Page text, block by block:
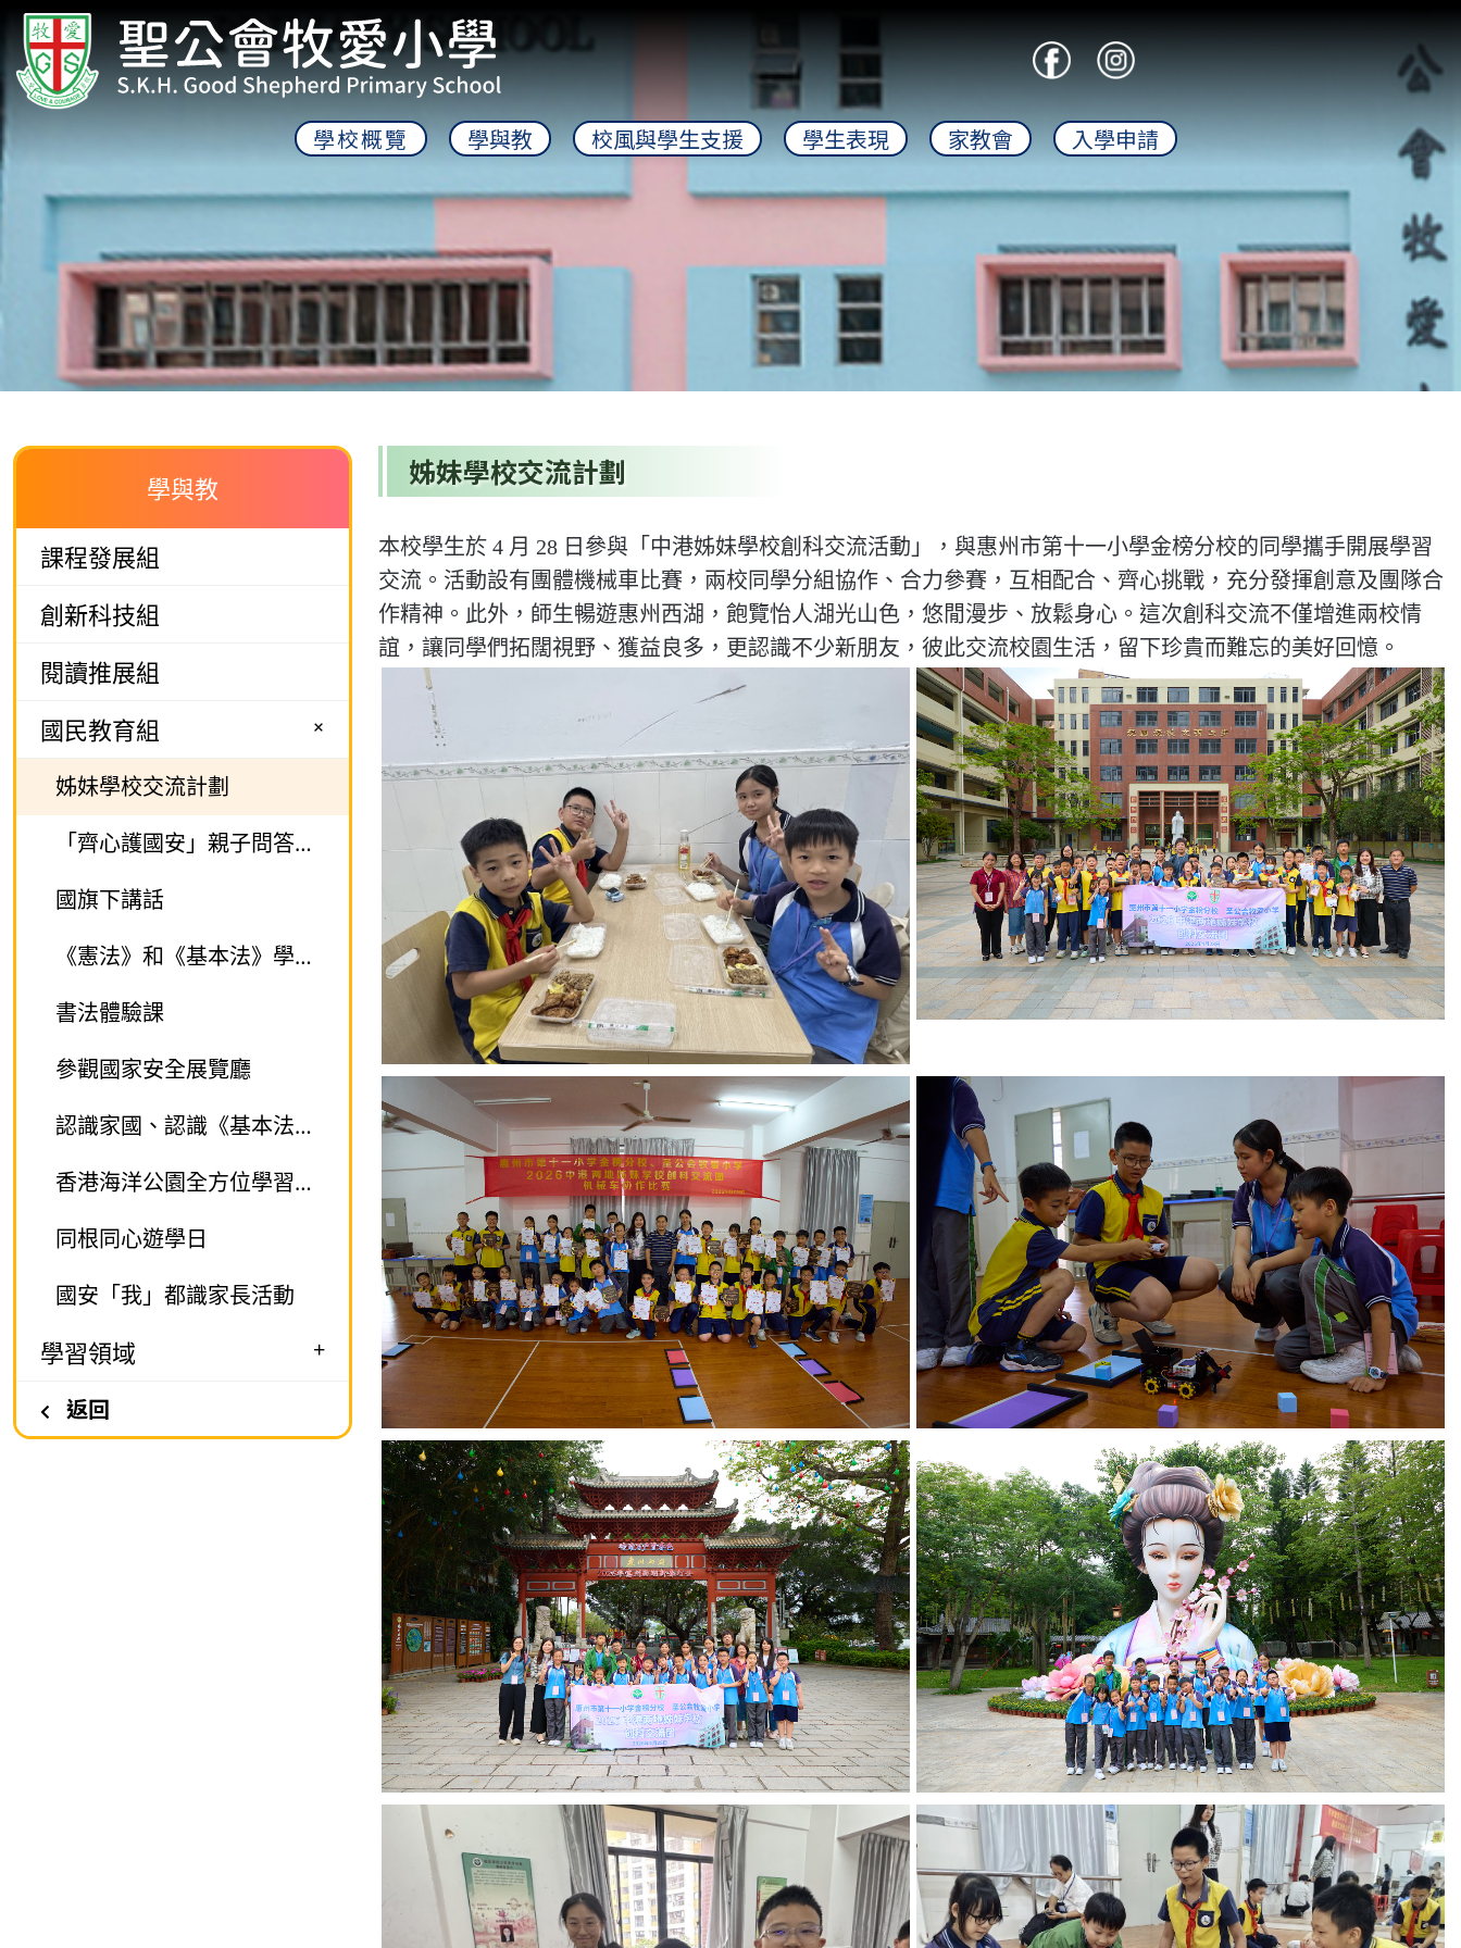
學校概覽 學與教 校風與學生支援 學生表現 家教會 入學申請
學與教
課程發展組
創新科技組
閱讀推展組
國民教育組
+
姊妹學校交流計劃
「齊心護國安」親子問答比賽
國旗下講話
《憲法》和《基本法》學生校園大使
書法體驗課
參觀國家安全展覽廳
認識家國、認識《基本法》國家安全與《基本法》巡迴展覽活動
香港海洋公園全方位學習之旅
同根同心遊學日
國安「我」都識家長活動
學習領域 +
返回
姊妹學校交流計劃
本校學生於 4 月 28 日參與「中港姊妹學校創科交流活動」， 與惠州市第十一小學金榜分校的同學攜手開展學習
交流。 活動設有團體機械車比賽，兩校同學分組協作、合力參賽， 互相配合、齊心挑戰，充分發揮創意及團隊合
作精神。此外， 師生暢遊惠州西湖，飽覽怡人湖光山色，悠閒漫步、放鬆身心。 這次創科交流不僅增進兩校情
誼，讓同學們拓闊視野、獲益良多， 更認識不少新朋友，彼此交流校園生活， 留下珍貴而難忘的美好回憶。